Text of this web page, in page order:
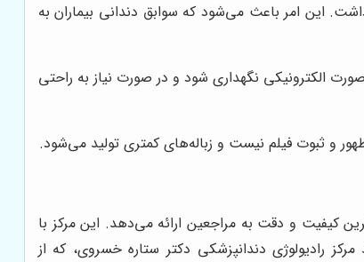
این امر باعث می‌شود که سوابق دندانی بیماران به
الکترونیکی نگهداری شود و در صورت نیاز به راحتی
و ثبوت فیلم نیست و زباله‌های کمتری تولید می‌شود.
کیفیت و دقت به مراجعین ارائه می‌دهد. این مرکز با
رادیولوژی دندانپزشکی دکتر ستاره خسروی، که از